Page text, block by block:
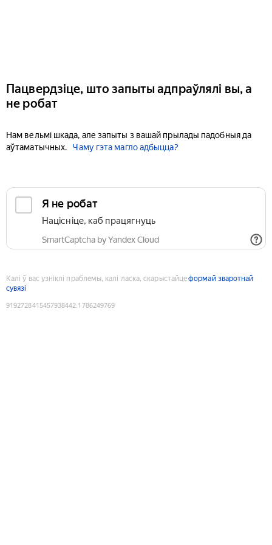
Пацвердзіце, што запыты адпраўлялі вы, а
не робат
Нам вельмі шкада, але запыты з вашай прылады падобныя да
аўтаматычных.
Чаму гэта магло адбыцца?
Я не робат
Націсніце, каб працягнуць
SmartCaptcha by Yandex Cloud
Калі ў вас узніклі праблемы, калі ласка, скарыстайцеформай зваротнай
сувязі
9192728415457938442:1786249769